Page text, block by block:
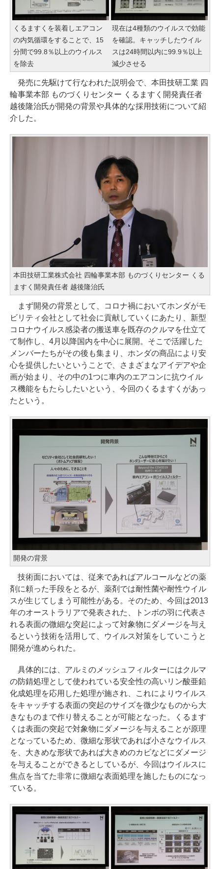
くるますくを装着しエアコン
の内気循環をすることで、15
分間で99.8％以上のウイルス
を除去
現在は4種類のウイルスで効能
を確認。キャッチしたウイル
スは24時間以内に99.9％以上
減少させる
発売に先駆けて行なわれた説明会で、本田技研工業 四
輪事業本部 ものづくりセンター くるますく開発責任者
越後隆治氏が開発の背景や具体的な採用技術について紹
介した。
本田技研工業株式会社 四輪事業本部 ものづくりセンター くる
ますく開発責任者 越後隆治氏
まず開発の背景として、コロナ禍においてホンダがモ
ビリティ会社として社会に貢献していくにあたり、新型
コロナウイルス感染者の搬送車を既存のクルマを仕立て
て制作し、4月以降国内を中心に展開。そこで活躍した
メンバーたちがその後も集まり、ホンダの商品により安
心を提供したいということで、さまざまなアイデアや企
画が始まり、その中の1つに車内のエアコンに抗ウイル
ス機能をもたらしたいという、今回のくるますくがあっ
たという。
開発の背景
技術面においては、従来であればアルコールなどの薬
剤に頼った手段をとるが、薬剤では耐性菌や耐性ウイル
スが生じてしまう可能性がある。そのため、今回は2013
年のオーストラリアで発表された、トンボの羽に代表さ
れる表面の微細な突起によって対象物にダメージを与え
るという技術を活用して、ウイルス対策をしていこうと
開発が進められた。
具体的には、アルミのメッシュフィルターにはクルマ
の防錆処理として使われている安全性の高いリン酸亜鉛
化成処理を応用した処理が施され、これによりウイルス
をキャッチする表面の突起のサイズを微少なものから大
きなものまで作り替えることが可能となった。くるます
くは表面の突起で対象物にダメージを与えることが原理
となっているため、微細な形状であれば小さなウイルス
を、大きめな形状であれば大きめのカビなどにダメージ
を与えることができるとしているが、今回はウイルスに
焦点を当てた非常に微細な表面処理を施したものになっ
ている。